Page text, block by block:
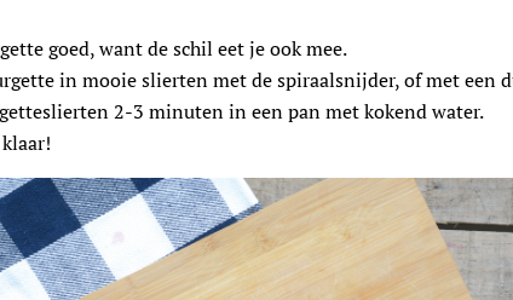
goed, want de schil eet je ook mee.
in mooie slierten met de spiraalsnijder, of met een
2-3 minuten in een pan met kokend water.